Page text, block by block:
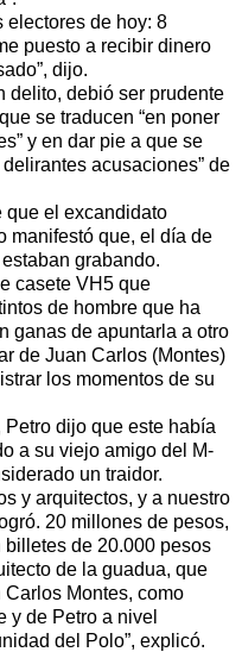
electores de hoy: 8
puesto a recibir dinero
dijo.
delito, debió ser prudente
se traducen “en poner
y en dar pie a que se
acusaciones” de
que el excandidato
manifestó que, el día de
grabando.
casete VH5 que
de hombre que ha
ganas de apuntarla a otro
de Juan Carlos (Montes)
los momentos de su
dijo que este había
a su viejo amigo del M-
un traidor.
y arquitectos, y a nuestro
20 millones de pesos,
de 20.000 pesos
de la guadua, que
Montes, como
y de Petro a nivel
del Polo”, explicó.